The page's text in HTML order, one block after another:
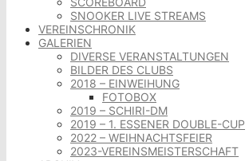
SNOOKER LIVE STREAMS
VEREINSCHRONIK
GALERIEN
DIVERSE VERANSTALTUNGEN
BILDER DES CLUBS
2018 – EINWEIHUNG
FOTOBOX
2019 – SCHIRI-DM
2019 – 1. ESSENER DOUBLE-CUP
2022 – WEIHNACHTSFEIER
2023-VEREINSMEISTERSCHAFT